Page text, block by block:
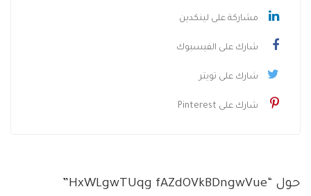
مشاركة على لينكدين
شارك على الفيسبوك
شارك على تويتر
شارك على Pinterest
حول “HxWLgwTUqg fAZdOVkBDngwVue”